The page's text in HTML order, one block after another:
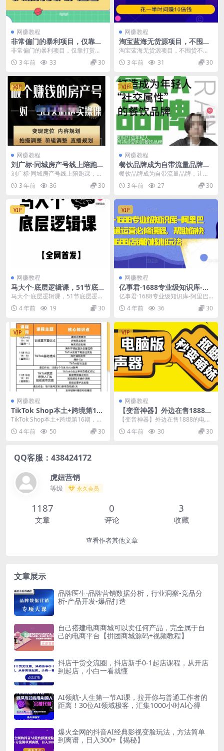
网赚教程
非常偏门的暴利项目，仅靠打
赏月入2w+
非常偏门的暴利项目，仅靠打赏月
入2w+ 本教程全部流程仅凭一部手
机即可完成 本教...
3 年前 33 30
网赚教程
淘宝蓝海无货源项目，不囤货
不推广只做冷门高利润代发，
花一半时间赚10倍钱
淘宝蓝海无货源项目，不囤货不推
广只做冷门高利润代发，花一半时
间赚10倍钱 通俗易...
3 年前 31 30
VIP
网赚教程
刘广标·同城房产号线上陪跑
课，拍摄、剪辑、写文案、直
播，做一个具有潜力价值的房
产号
刘广标·同城房产号线上陪跑课，拍
摄、剪辑、写文案、直播，做一个
具有潜力价值的房产...
3 年前 36 30
VIP
网赚教程
餐饮品牌成为自带流量品牌，
让你一年100家的方法，打造
成为年轻人“社交属性”的餐饮
品牌
餐饮品牌成为自带流量品牌，让你
一年100家的方法，打造成为年轻
人“社交属性”的餐...
3 年前 27 30
VIP
网赚教程
马大个·底层逻辑课，51节底层
逻辑智慧课-价值1980元
马大个·底层逻辑课，51节底层逻辑
智慧课-价值1980元 第一章节人生
的底层逻辑...
4 年前 19 30
VIP
网赚教程
亿事君·1688专业级知识库-阿
里巴巴诚信通运营必修课程，
帮助你快速掌握1688店铺的核
心玩法
亿事君·1688专业级知识库-阿里巴
巴诚信通运营必修课程，帮助你快
速掌握1688...
4 年前 36 30
VIP
网赚教程
TikTok Shop本土+跨境第16
期，双店带货训练营，出海抢
占全球新流量，一店卖全球
TikTok Shop本土+跨境第16期，双
店带货训练营，出海抢占全球新流
量，一...
4 年前 50 30
VIP
网赚教程
【变音神器】外边在售1888的
电脑变声器无需声卡，秒变萌
妹子【软件+教程】
【变音神器】外边在售1888的电脑
变声器无需声卡，秒变萌妹子【软
件+教程】 安装...
4 年前 30 30
QQ客服：438424172
虎妞营销
等级 永久会员
1187
文章
0
评论
3
收藏
查看作者其他文章
文章展示
品牌医生·品牌营销数据分析，行业洞察-竞品分
析-产品开发-爆品打造
自己搭建电商商城可以卖任何产品，完全属于自
己的电商平台【拼团商城源码+视频教程】
抖店干货交流圈，抖店新手0-1起店课程，从开店
到起店，小白一看就懂
AI领航-人生第一节AI课，拉开你与普通工作者的
距离！30位AI领域极客，汇集1000小时Al心得
爆火全网的抖音AI经典影视变脸玩法，方法简单
到离谱，日入300+【揭秘】